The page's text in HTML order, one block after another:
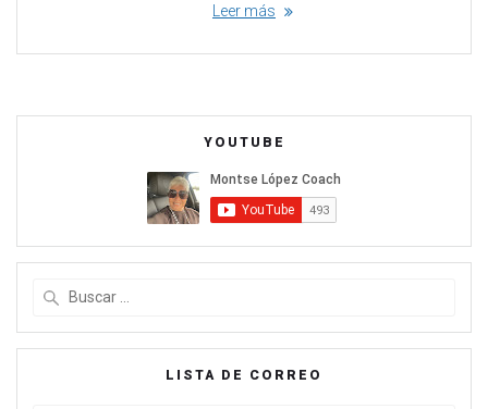
Leer más
YOUTUBE
LISTA DE CORREO